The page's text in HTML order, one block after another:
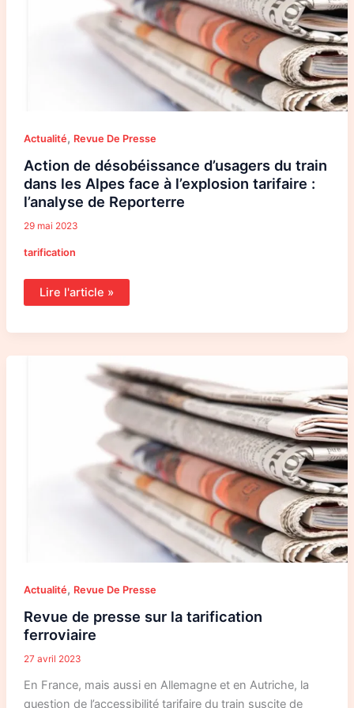
Actualité, Revue De Presse
Action de désobéissance d’usagers du train
dans les Alpes face à l’explosion tarifaire :
l’analyse de Reporterre
29 mai 2023
tarification
l’explosion
Lire l'article »
Actualité, Revue De Presse
Revue de presse sur la tarification
ferroviaire
27 avril 2023
En France, mais aussi en Allemagne et en Autriche, la
question de l’accessibilité tarifaire du train suscite de
Revue